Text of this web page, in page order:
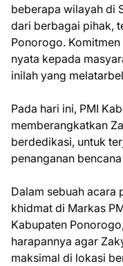
beberapa wilayah di
dari berbagai pihak,
Ponorogo.
nyata kepada
inilah yang
Pada hari ini, PMI
memberangkatkan
berdedikasi, untuk
penanganan
Dalam sebuah acara
khidmat di Markas
Kabupaten
harapannya agar
maksimal di lokasi